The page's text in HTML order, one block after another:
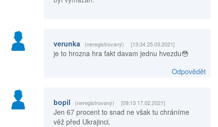
verunka (neregistrovaný) [13:34 25.03.2021]
je to hrozna hra fakt davam jednu hvezdu😳
Odpovědět
bopil (neregistrovaný) [09:13 17.02.2021]
Jen 67 procent to snad ne však tu chráníme
věž před Ukrajinci.